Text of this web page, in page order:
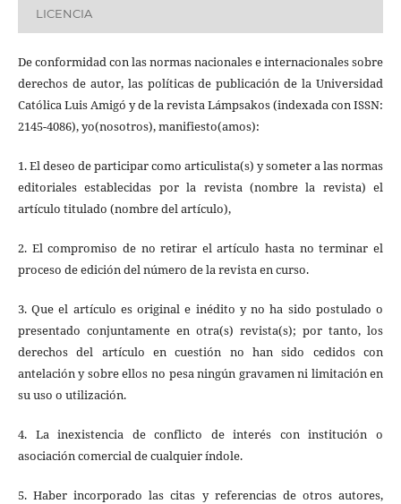
LICENCIA
De conformidad con las normas nacionales e internacionales sobre
derechos de autor, las políticas de publicación de la Universidad
Católica Luis Amigó y de la revista Lámpsakos (indexada con ISSN:
2145-4086), yo(nosotros), manifiesto(amos):
1. El deseo de participar como articulista(s) y someter a las normas
editoriales establecidas por la revista (nombre la revista) el
artículo titulado (nombre del artículo),
2. El compromiso de no retirar el artículo hasta no terminar el
proceso de edición del número de la revista en curso.
3. Que el artículo es original e inédito y no ha sido postulado o
presentado conjuntamente en otra(s) revista(s); por tanto, los
derechos del artículo en cuestión no han sido cedidos con
antelación y sobre ellos no pesa ningún gravamen ni limitación en
su uso o utilización.
4. La inexistencia de conflicto de interés con institución o
asociación comercial de cualquier índole.
5. Haber incorporado las citas y referencias de otros autores,